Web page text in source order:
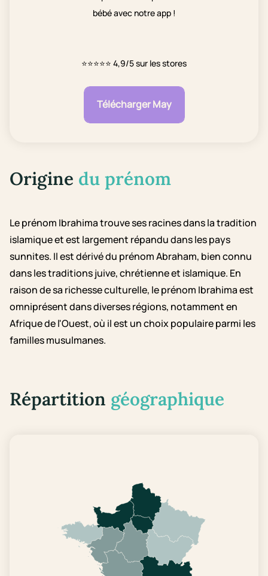
bébé avec notre app !
⭐⭐⭐⭐⭐ 4,9/5 sur les stores
Télécharger May
Origine du prénom
Le prénom Ibrahima trouve ses racines dans la tradition
islamique et est largement répandu dans les pays
sunnites. Il est dérivé du prénom Abraham, bien connu
dans les traditions juive, chrétienne et islamique. En
raison de sa richesse culturelle, le prénom Ibrahima est
omniprésent dans diverses régions, notamment en
Afrique de l'Ouest, où il est un choix populaire parmi les
familles musulmanes.
Répartition géographique